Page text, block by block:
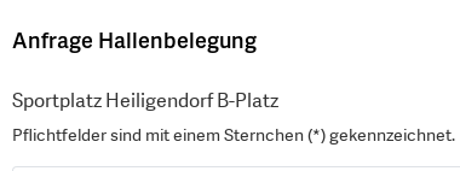
Anfrage Hallenbelegung
Sportplatz Heiligendorf B-Platz
Pflichtfelder sind mit einem Sternchen (*) gekennzeichnet.